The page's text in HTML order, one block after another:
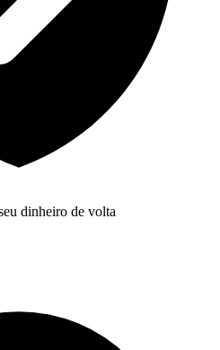
dinheiro de volta